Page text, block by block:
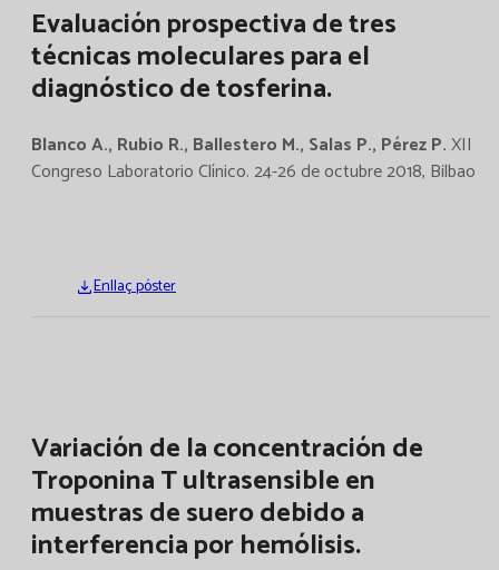
Evaluación prospectiva de tres
técnicas moleculares para el
diagnóstico de tosferina.
Blanco A., Rubio R., Ballestero M., Salas P., Pérez P.XII
Congreso Laboratorio Clínico. 24-26 de octubre 2018, Bilbao
Enllaç póster
Variación de la concentración de
Troponina T ultrasensible en
muestras de suero debido a
interferencia por hemólisis.